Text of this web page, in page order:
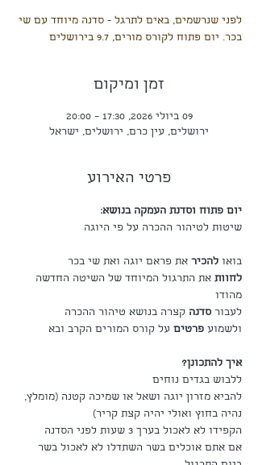
לפני שנרשמים, באים לתרגל - סדנה מיוחד עם שי
בכר. יום פתוח לקורס מורים, 9.7 בירושלים
זמן ומיקום
09 ביולי 2026, 17:30 – 20:00
ירושלים, עין כרם, ירושלים, ישראל
פרטי האירוע
יום פתוח וסדנת העמקה בנושא:
שיטות לטיהור ההכרה על פי היוגה
בואו להכיר את פראם יוגה ואת שי בכר
לחוות את התרגול המיוחד של השיטה החדשה
מהודו
לעבור סדנה קצרה בנושא טיהור ההכרה
ולשמוע פרטים על קורס המורים הקרב ובא
איך להתכונן?
ללבוש בגדים נוחים
להביא מזרון יוגה ושאל או שמיכה קטנה (מומלץ,
נהיה בחוץ ואולי יהיה קצת קריר)
הקפידו לא לאכול בערך 3 שעות לפני הסדנה
אם אתם אוכלים בשר השתדלו לא לאכול בשר